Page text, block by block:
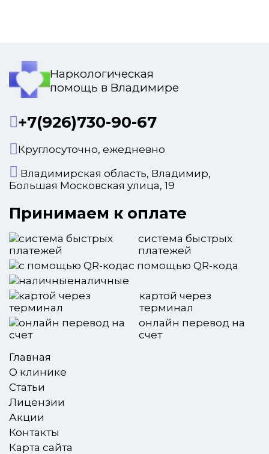
Наркологическая
помощь в Владимире
+7(926)730-90-67
Круглосуточно, ежедневно
Владимирская область, Владимир,
Большая Московская улица, 19
Принимаем к оплате
система быстрых
платежей
с помощью QR-кода
наличные
картой через
терминал
онлайн перевод на
счет
Главная
О клинике
Статьи
Лицензии
Акции
Контакты
Карта сайта